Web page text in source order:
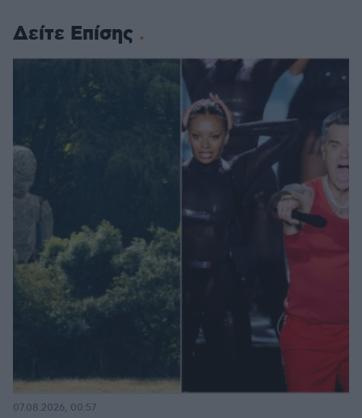
Δείτε Επίσης
07.08.2026, 00:57